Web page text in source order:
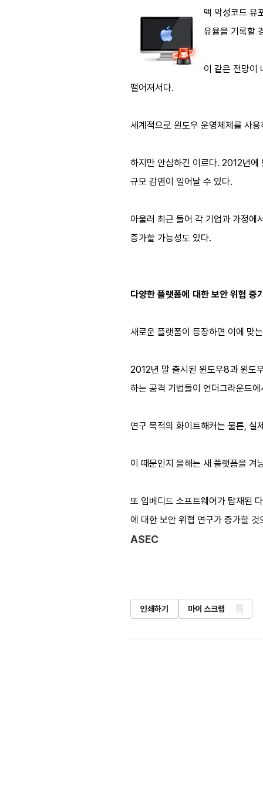
맥 악성코드 유
유율을 기록할
이 같은 전망이
떨어져서다.
세계적으로 윈도우 운영체제를 사
하지만 안심하긴 이르다. 2012년
규모 감염이 일어날 수 있다.
아울러 최근 들어 각 기업과 가정에
증가할 가능성도 있다.
다양한 플랫폼에 대한 보안 위협 증
새로운 플랫폼이 등장하면 이에 맞
2012년 말 출시된 윈도우8과 윈도
하는 공격 기법들이 언더그라운드
연구 목적의 화이트해커는 물론, 실
이 때문인지 올해는 새 플랫폼을 겨
또 임베디드 소프트웨어가 탑재된
에 대한 보안 위협 연구가 증가할
ASEC
인쇄하기 마이 스크랩